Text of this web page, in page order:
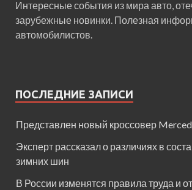
Интересные события из мира авто,
зарубежные новинки. Полезная
автомобилистов.
ПОСЛЕДНИЕ ЗАПИСИ
Представлен новый кроссовер
Эксперт рассказал о различиях в
зимних шин
В России изменятся правила труда и